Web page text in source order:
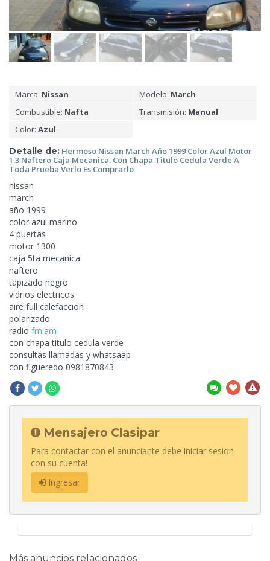
Marca: Nissan Modelo: March
Combustible: Nafta Transmisión: Manual
Color: Azul
Detalle de: Hermoso Nissan March Año 1999 Color Azul Motor
1.3 Naftero Caja Mecanica. Con Chapa Titulo Cedula Verde A
Toda Prueba Verlo Es Comprarlo
nissan
march
año 1999
color azul marino
4 puertas
motor 1300
caja 5ta mecanica
naftero
tapizado negro
vidrios electricos
aire full calefaccion
polarizado
radio fm.am
con chapa titulo cedula verde
consultas llamadas y whatsaap
con figueredo 0981870843
Mensajero Clasipar
Para contactar con el anunciante debe iniciar sesion
con su cuenta!
Ingresar
Más anuncios relacionados